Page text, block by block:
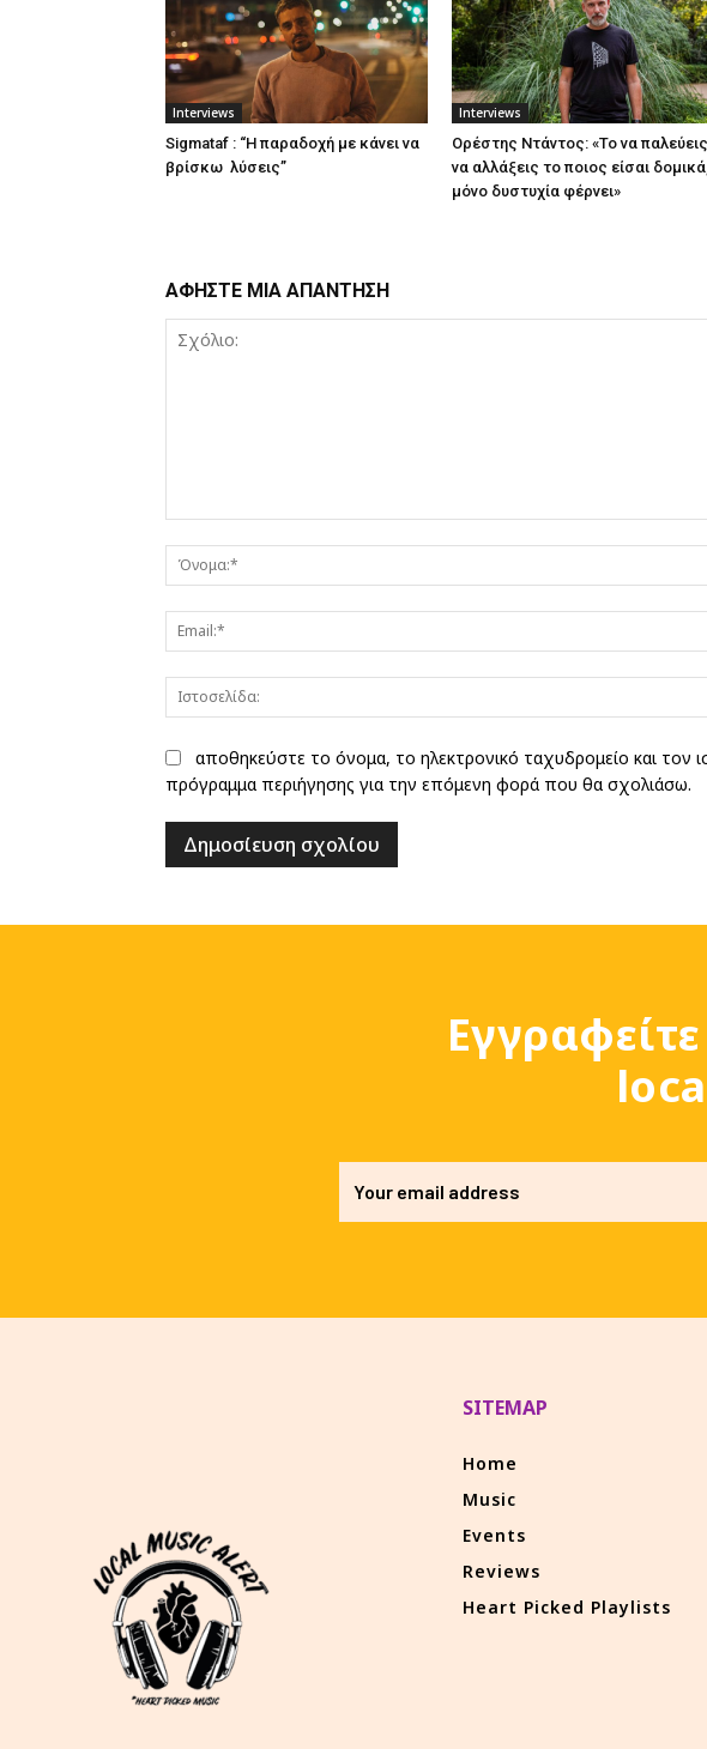
Interviews
Sigmataf : “Η παραδοχή με κάνει να
βρίσκω λύσεις”
Interviews
Ορέστης Ντάντος: «Το να παλεύεις
να αλλάξεις το ποιος είσαι δομικά,
μόνο δυστυχία φέρνει»
ΑΦΗΣΤΕ ΜΙΑ ΑΠΑΝΤΗΣΗ
αποθηκεύστε το όνομα, το ηλεκτρονικό ταχυδρομείο και τον
πρόγραμμα περιήγησης για την επόμενη φορά που θα σχολιάσω.
SITEMAP
Home
Music
Events
Reviews
Heart Picked Playlists